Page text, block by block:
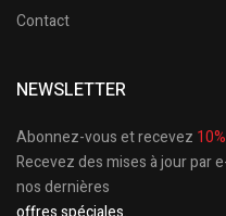
Contact
NEWSLETTER
Abonnez-vous et recevez 10%
Recevez des mises à jour par
nos dernières